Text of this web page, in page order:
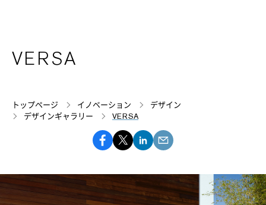
VERSA
トップページ イノベーション
デザイン
デザインギャラリー
VERSA